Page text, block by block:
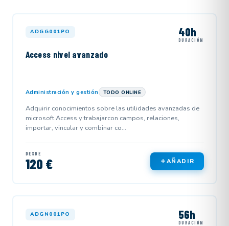
ADGG001PO 40h
DURACIÓN
Access nivel avanzado
Administración y gestión TODO ONLINE
Adquirir conocimientos sobre las utilidades avanzadas de
microsoft Access y trabajarcon campos, relaciones,
importar, vincular y combinar co...
DESDE
120 € AÑADIR
ADGN001PO 56h
DURACIÓN